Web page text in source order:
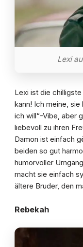
Lexi
Lexi ist die
kann! Ich meine,
ich will“-Vibe, aber
liebevoll zu ihren
Damon ist einfach
beiden so gut
humorvoller
macht sie einfach
ältere Bruder, den
Rebekah